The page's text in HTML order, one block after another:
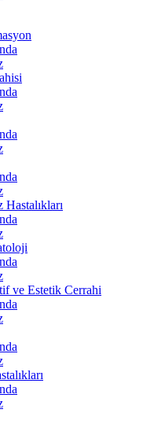
ve Estetik Cerrahi